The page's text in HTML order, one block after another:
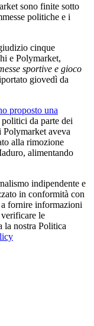
sono finite sotto
politiche e i
cinque
e Polymarket,
sportive e gioco
giovedì da
proposto una
da parte dei
aveva
alla rimozione
alimentando
indipendente e
in conformità con
fornire informazioni
le
la nostra Politica